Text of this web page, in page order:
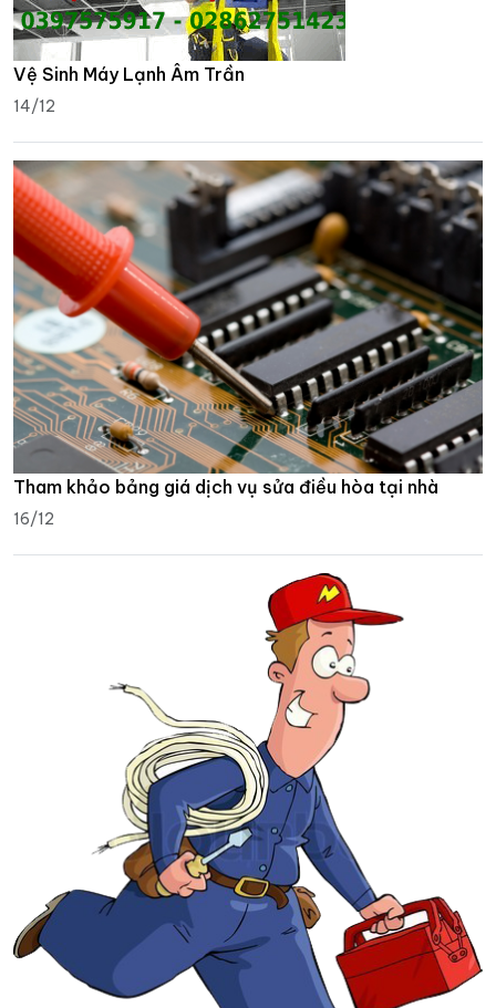
Vệ Sinh Máy Lạnh Âm Trần
14/12
Tham khảo bảng giá dịch vụ sửa điều hòa tại nhà
16/12